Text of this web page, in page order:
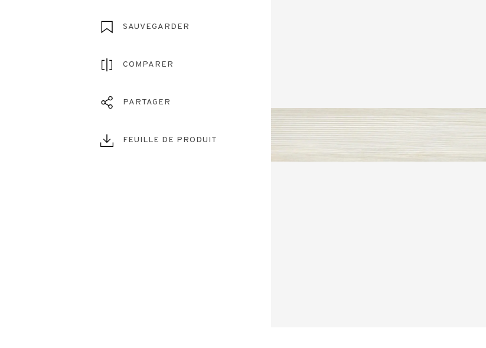
SAUVEGARDER
COMPARER
PARTAGER
FEUILLE DE PRODUIT